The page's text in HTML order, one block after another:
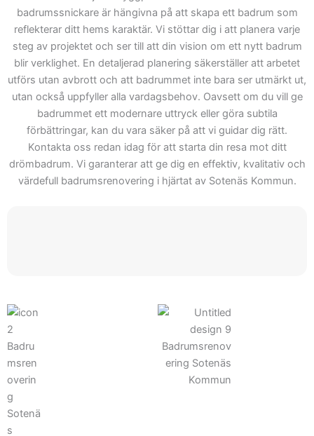
kunder från idé till färdigt
resultat. Därför kan du
räkna med Skepiab är det
rätta valet när ditt projekt
börjar. Välkommen att
kontakta oss för att se hur
vi kan hjälpa dig med ditt
nästa projekt inom
badrumsrenovering.
Genom vårt offert får du
badrumssnickare är hängivna på att skapa ett badrum som
reflekterar ditt hems karaktär. Vi stöttar dig i att planera varje
steg av projektet och ser till att din vision om ett nytt badrum
blir verklighet. En detaljerad planering säkerställer att arbetet
utförs utan avbrott och att badrummet inte bara ser utmärkt ut,
utan också uppfyller alla vardagsbehov. Oavsett om du vill ge
badrummet ett modernare uttryck eller göra subtila
förbättringar, kan du vara säker på att vi guidar dig rätt.
Kontakta oss redan idag för att starta din resa mot ditt
drömbadrum. Vi garanterar att ge dig en effektiv, kvalitativ och
värdefull badrumsrenovering i hjärtat av Sotenäs Kommun.